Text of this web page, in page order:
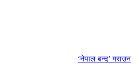
‘नेपाल बन्द’ गराउन